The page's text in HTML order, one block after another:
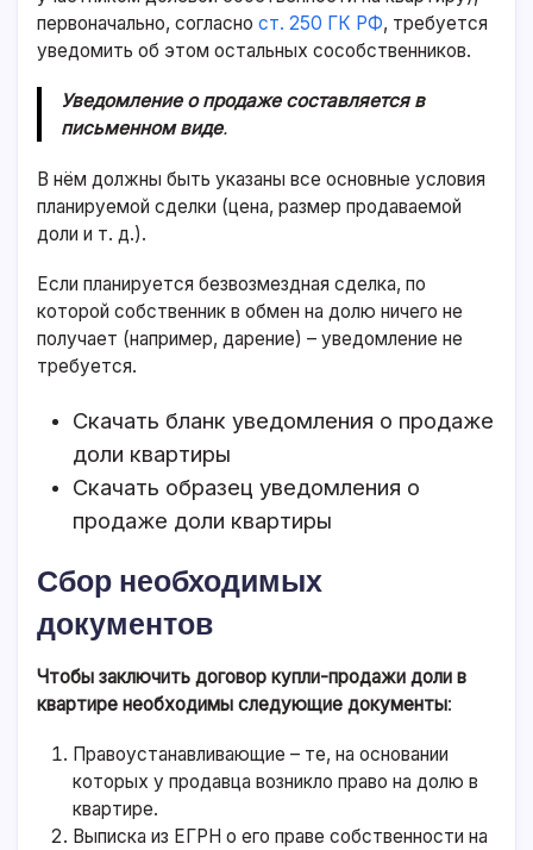
первоначально, согласност. 250 ГК РФ, требуется
уведомить об этом остальных сособственников.
Уведомление о продаже составляется в
письменном виде.
В нём должны быть указаны все основные условия
планируемой сделки (цена, размер продаваемой
доли и т. д.).
Если планируется безвозмездная сделка, по
которой собственник в обмен на долю ничего не
получает (например, дарение) – уведомление не
требуется.
Скачать бланк уведомления о продаже
доли квартиры
Скачать образец уведомления о
продаже доли квартиры
Сбор необходимых
документов
Чтобы заключить договор купли-продажи доли в
квартире необходимы следующие документы:
Правоустанавливающие – те, на основании
которых у продавца возникло право на долю в
квартире.
Выписка из ЕГРН о его праве собственности на